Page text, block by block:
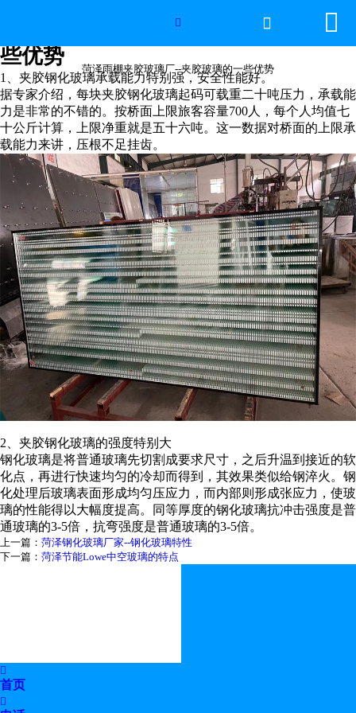
网站首页
产品中心
工程案例
厂房设备
视频中心
联系我们

菏泽雨棚夹胶玻璃厂--夹胶玻璃的一些优势
 
菏泽雨棚夹胶玻璃厂--夹胶玻璃的一
些优势
1、夹胶钢化玻璃承载能力特别强，安全性能好。
据专家介绍，每块夹胶钢化玻璃起码可载重二十吨压力，承载能
力是非常的不错的。按桥面上限旅客容量700人，每个人均值七
十公斤计算，上限净重就是五十六吨。这一数据对桥面的上限承
载能力来讲，压根不足挂齿。
2、夹胶钢化玻璃的强度特别大
钢化玻璃是将普通玻璃先切割成要求尺寸，之后升温到接近的软
化点，再进行快速均匀的冷却而得到，其效果类似给钢淬火。钢
化处理后玻璃表面形成均匀压应力，而内部则形成张应力，使玻
璃的性能得以大幅度提高。同等厚度的钢化玻璃抗冲击强度是普
通玻璃的3-5倍，抗弯强度是普通玻璃的3-5倍。
上一篇： 菏泽钢化玻璃厂家--钢化玻璃特性
下一篇： 菏泽节能Lowe中空玻璃的特点

首页
